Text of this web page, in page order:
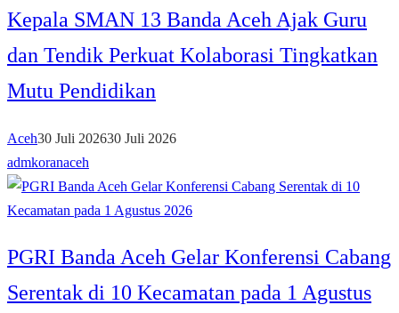
Kepala SMAN 13 Banda Aceh Ajak Guru
dan Tendik Perkuat Kolaborasi Tingkatkan
Mutu Pendidikan
Aceh30 Juli 202630 Juli 2026
admkoranaceh
PGRI Banda Aceh Gelar Konferensi Cabang
Serentak di 10 Kecamatan pada 1 Agustus